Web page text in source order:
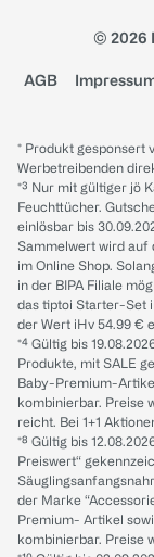
© 2026
AGB
* Produkt gesponsert
Werbetreibenden
*³ Nur mit gültiger jö
Feuchttücher.
einlösbar bis
Sammelwert wird auf
im Online Shop.
in der BIPA Filiale
das tiptoi Starter-Set
der Wert iHv 54.99 €
*⁴ Gültig bis
Produkte, mit SALE
Baby-Premium-
kombinierbar. Preise
reicht. Bei 1+1
*⁸ Gültig bis
Preiswert“
der Marke
Premium- Artikel
kombinierbar. Preise